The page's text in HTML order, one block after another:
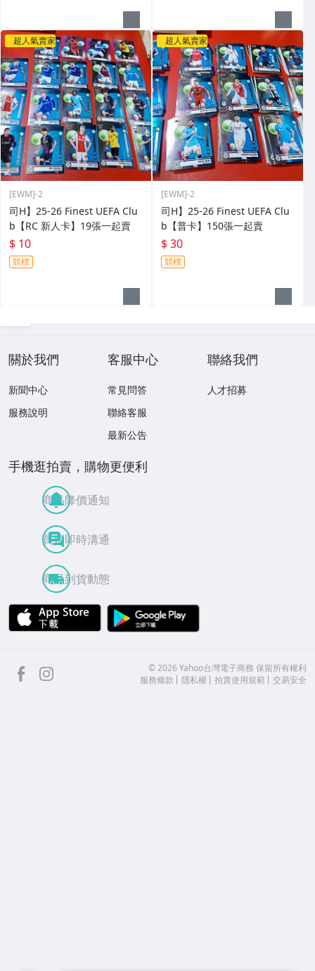
超人氣賣家
[EWM]-2
司H】25-26 Finest UEFA Clu
b【RC 新人卡】19張一起賣
$ 10
競標
超人氣賣家
[EWM]-2
司H】25-26 Finest UEFA Clu
b【普卡】150張一起賣
$ 30
競標
關於我們
新聞中心
服務說明
客服中心
常見問答
聯絡客服
最新公告
聯絡我們
人才招募
手機逛拍賣，購物更便利
商品降價通知
買賣即時溝通
商品到貨動態
APP Store
facebook ©2026 Yahoo台灣電子商務 保留所有權利
服務條款
隱私權 拍賣使用規範 交易安全